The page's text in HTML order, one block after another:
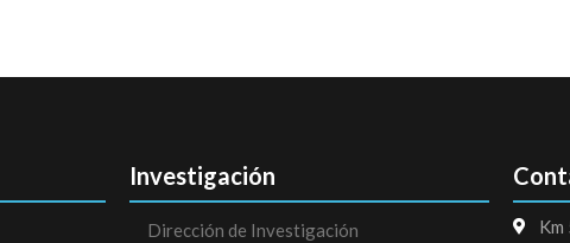
Investigación
Dirección de Investigación